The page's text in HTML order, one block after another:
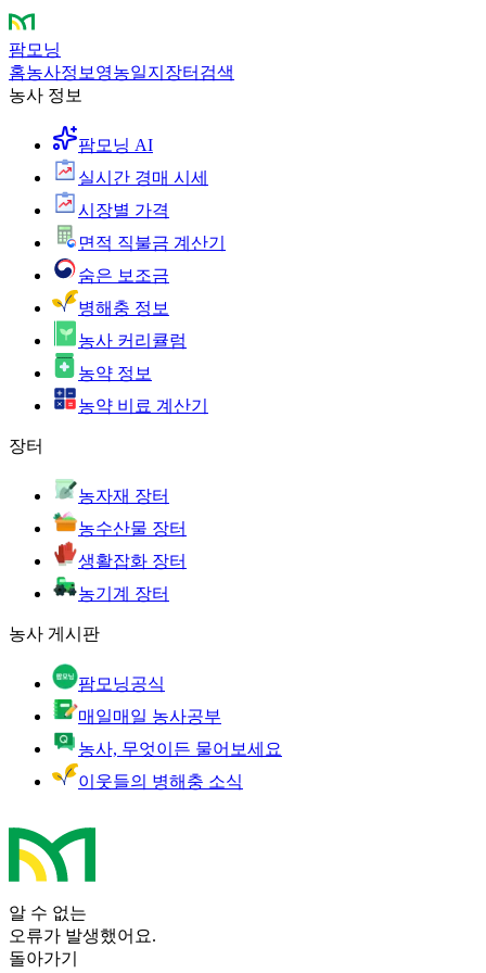
팜모닝
홈농사정보 영농일지 장터 검색
농사 정보
팜모닝 AI
실시간 경매 시세
시장별 가격
면적 직불금 계산기
숨은 보조금
병해충 정보
농사 커리큘럼
농약 정보
농약 비료 계산기
장터
농자재 장터
농수산물 장터
생활잡화 장터
농기계 장터
농사 게시판
팜모닝공식
매일매일 농사공부
농사, 무엇이든 물어보세요
이웃들의 병해충 소식
알 수 없는
오류가 발생했어요.
돌아가기